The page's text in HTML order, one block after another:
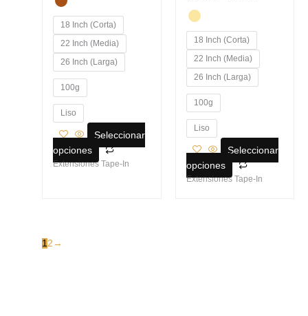
18 Inch (Corta)
22 Inch (Media)
26 Inch (Larga)
100g
Liso
Seleccionar
opciones
se
elegir
producto
Extensiones Tape-In
18 Inch (Corta)
22 Inch (Media)
26 Inch (Larga)
100g
Liso
Seleccionar
opciones
pueden
en
la
Extensiones Tape-In
12 →